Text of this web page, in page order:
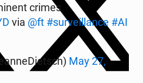
crimes.
via @ft #su­rve­il­lan­ce #AI
May 27,